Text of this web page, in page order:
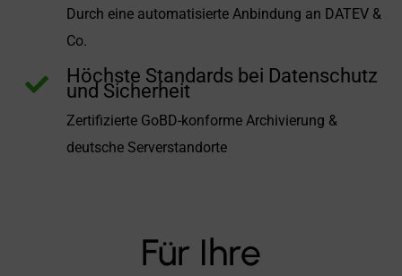
Durch eine automatisierte Anbindung an DATEV &
Co.
 Höchste Standards bei Datenschutz
und Sicherheit
Zertifizierte GoBD-konforme Archivierung &
deutsche Serverstandorte
Für Ihre